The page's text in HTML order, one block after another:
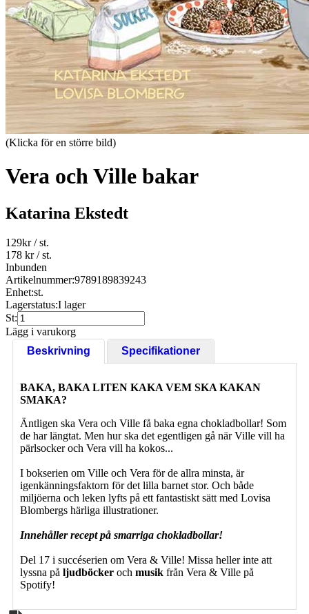
(Klicka för en större bild)
Vera och Ville bakar
Katarina Ekstedt
129kr/ st.
178 kr/ st.
Inbunden
Artikelnummer:9789189839243
Enhet:st.
Lagerstatus:I lager
St:
Lägg i varukorg
Beskrivning
Specifikationer
BAKA, BAKA LITEN KAKA VEM SKA KAKAN
SMAKA?
Äntligen ska Vera och Ville få baka egna chokladbollar! Som
de har längtat. Men hur ska det egentligen gå när Ville vill ha
pärlsocker och Vera vill ha kokos...
I bokserien om Ville och Vera för de allra minsta, är
igenkänningsfaktorn för det lilla barnet stor. Och både
miljöerna och leken lyfts på ett fantastiskt sätt med Lovisa
Blombergs härliga illustrationer.
Innehåller recept på smarriga chokladbollar!
Del 17 i succéserien om Vera & Ville! Missa heller inte att
lyssna på ljudböcker och musik från Vera & Ville på
Spotify!